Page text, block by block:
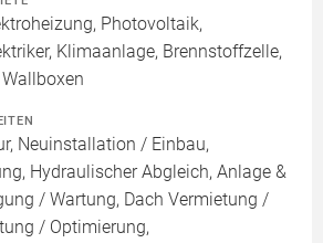
Photovoltaik,
Klimaanlage, Brennstoffzelle,
Neuinstallation / Einbau,
Hydraulischer Abgleich, Anlage &
/ Wartung, Dach Vermietung /
/ Optimierung,